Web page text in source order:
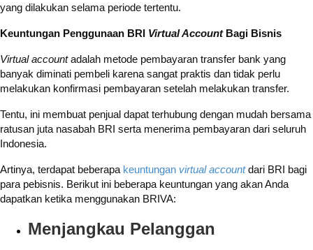
yang dilakukan selama periode tertentu.
Keuntungan Penggunaan BRI Virtual AccountBagi Bisnis
Virtual accountadalah metode pembayaran transfer bank yang
banyak diminati pembeli karena sangat praktis dan tidak perlu
melakukan konfirmasi pembayaran setelah melakukan transfer.
Tentu, ini membuat penjual dapat terhubung dengan mudah bersama
ratusan juta nasabah BRI serta menerima pembayaran dari seluruh
Indonesia.
Artinya, terdapat beberapa keuntungan virtual account dari BRI bagi
para pebisnis. Berikut ini beberapa keuntungan yang akan Anda
dapatkan ketika menggunakan BRIVA:
Menjangkau Pelanggan